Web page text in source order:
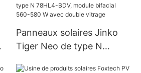
notre usine.
Panneaux solaires Jinko
Tiger Neo de type N